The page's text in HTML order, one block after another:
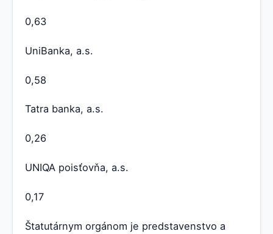
0,63
UniBanka, a.s.
0,58
Tatra banka, a.s.
0,26
UNIQA poisťovňa, a.s.
0,17
Štatutárnym orgánom je predstavenstvo a